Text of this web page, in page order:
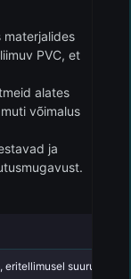
materjalides
PVC, et
alates
võimalus
ja
suurus